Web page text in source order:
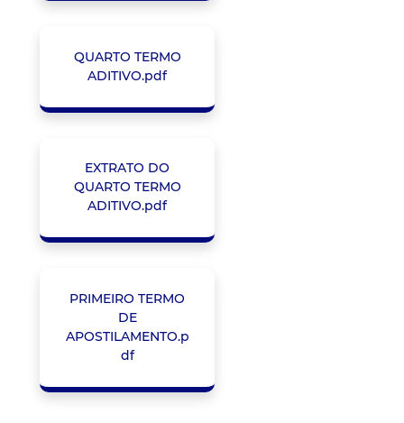
QUARTO TERMO
ADITIVO.pdf
EXTRATO DO
QUARTO TERMO
ADITIVO.pdf
PRIMEIRO TERMO
DE
APOSTILAMENTO.p
df